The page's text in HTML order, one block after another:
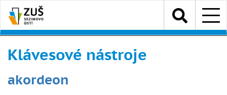
hlavnímu
obsahu
Menu
Klávesové nástroje
akordeon